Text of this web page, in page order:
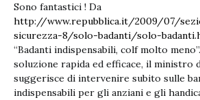
Sono fantastici ! Da
http://www.repubblica.it/2009/07/
sicurezza-8/solo-badanti/solo-
“Badanti indispensabili, colf molto
soluzione rapida ed efficace, il ministro
suggerisce di intervenire subito sulle
indispensabili per gli anziani e gli